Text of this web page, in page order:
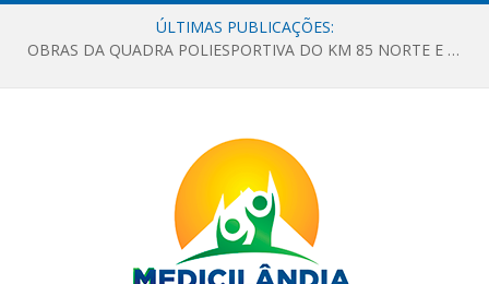
ÚLTIMAS PUBLICAÇÕES:
OBRAS DA QUADRA POLIESPORTIVA DO KM 85 NORTE E DA ESCOLA GASPAR VIANA AVANÇAM